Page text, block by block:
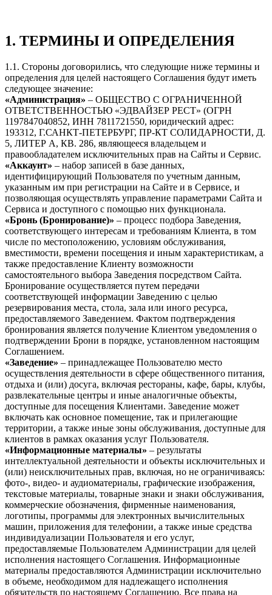
1. ТЕРМИНЫ И ОПРЕДЕЛЕНИЯ
1.1. Стороны договорились, что следующие ниже термины и
определения для целей настоящего Соглашения будут иметь
следующее значение:
«Администрация» – ОБЩЕСТВО С ОГРАНИЧЕННОЙ
ОТВЕТСТВЕННОСТЬЮ «ЭДВАЙЗЕР РЕСТ» (ОГРН
1197847040852, ИНН 7811721550, юридический адрес:
193312, Г.САНКТ-ПЕТЕРБУРГ, ПР-КТ СОЛИДАРНОСТИ, Д.
5, ЛИТЕР А, КВ. 286, являющееся владельцем и
правообладателем исключительных прав на Сайты и Сервис.
«Аккаунт» – набор записей в базе данных,
идентифицирующий Пользователя по учетным данным,
указанным им при регистрации на Сайте и в Сервисе, и
позволяющая осуществлять управление параметрами Сайта и
Сервиса и доступного с помощью них функционала.
«Бронь (Бронирование)» – процесс подбора Заведения,
соответствующего интересам и требованиям Клиента, в том
числе по местоположению, условиям обслуживания,
вместимости, времени посещения и иным характеристикам, а
также предоставление Клиенту возможности
самостоятельного выбора Заведения посредством Сайта.
Бронирование осуществляется путем передачи
соответствующей информации Заведению с целью
резервирования места, стола, зала или иного ресурса,
предоставляемого Заведением. Фактом подтверждения
бронирования является получение Клиентом уведомления о
подтверждении Брони в порядке, установленном настоящим
Соглашением.
«Заведение» – принадлежащее Пользователю место
осуществления деятельности в сфере общественного питания,
отдыха и (или) досуга, включая рестораны, кафе, бары, клубы,
развлекательные центры и иные аналогичные объекты,
доступные для посещения Клиентами. Заведение может
включать как основное помещение, так и прилегающие
территории, а также иные зоны обслуживания, доступные для
клиентов в рамках оказания услуг Пользователя.
«Информационные материалы» – результаты
интеллектуальной деятельности и объекты исключительных и
(или) неисключительных прав, включая, но не ограничиваясь:
фото-, видео- и аудиоматериалы, графические изображения,
текстовые материалы, товарные знаки и знаки обслуживания,
коммерческие обозначения, фирменные наименования,
логотипы, программы для электронных вычислительных
машин, приложения для телефонии, а также иные средства
индивидуализации Пользователя и его услуг,
предоставляемые Пользователем Администрации для целей
исполнения настоящего Соглашения. Информационные
материалы предоставляются Администрации исключительно
в объеме, необходимом для надлежащего исполнения
обязательств по настоящему Соглашению. Все права на